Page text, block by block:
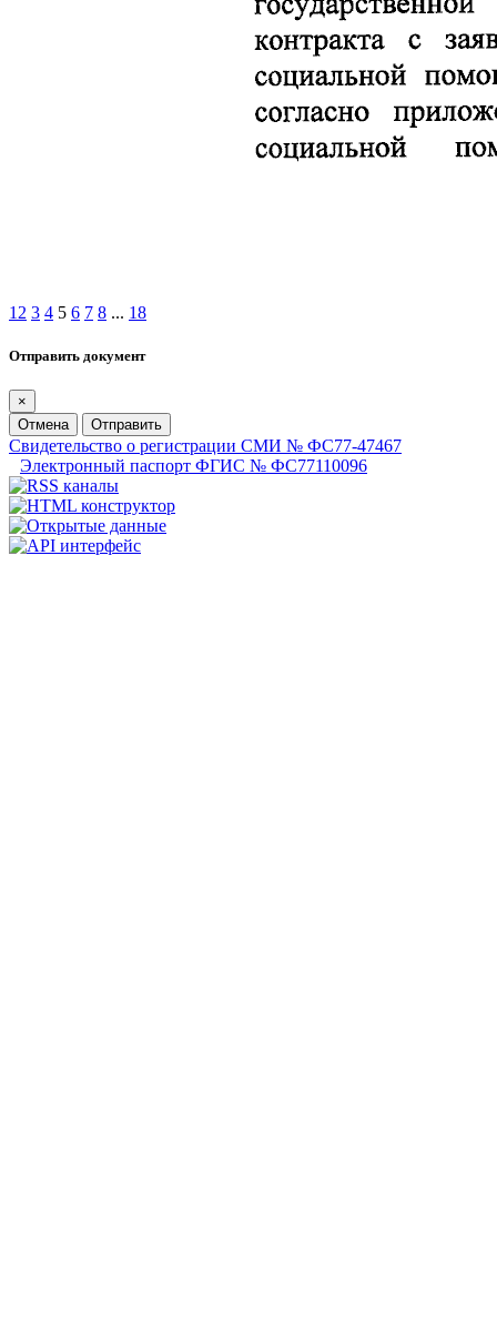
1 2 3 4 5 6 7 8 ... 18
Отправить документ
×
Отмена
Отправить
Свидетельство о регистрации СМИ № ФС77-47467
Электронный паспорт ФГИС № ФС77110096